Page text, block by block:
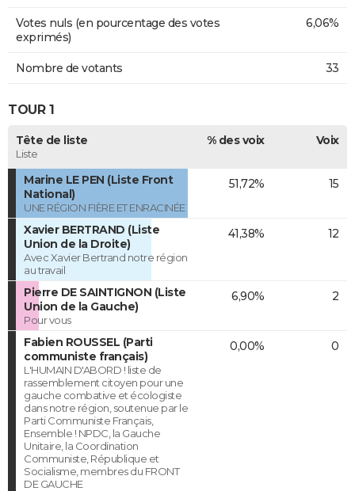
Votes nuls (en pourcentage des votes
exprimés)
6,06%
Nombre de votants 33
TOUR 1
Tête de liste
Liste
% des voix Voix
Marine LE PEN (Liste Front
National)
UNE RÉGION FIÈRE ET ENRACINÉE
51,72% 15
Xavier BERTRAND (Liste
Union de la Droite)
Avec Xavier Bertrand notre région
au travail
41,38% 12
Pierre DE SAINTIGNON (Liste
Union de la Gauche)
Pour vous
6,90% 2
Fabien ROUSSEL (Parti
communiste français)
L'HUMAIN D'ABORD ! liste de
rassemblement citoyen pour une
gauche combative et écologiste
dans notre région, soutenue par le
Parti Communiste Français,
Ensemble ! NPDC, la Gauche
Unitaire, la Coordination
Communiste, République et
Socialisme, membres du FRONT
DE GAUCHE
0,00% 0